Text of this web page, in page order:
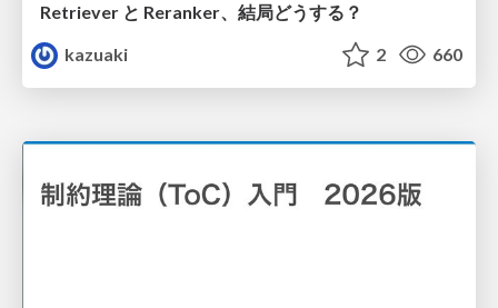
Retriever と Reranker、結局どうする？
kazuaki
2 660